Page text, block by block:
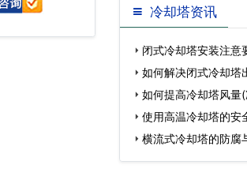
冷却塔资讯
闭式冷却塔安装注
如何解决闭式冷却塔
造)…
如何提高冷却塔风量
使用高温冷却塔的安
… 横流式冷却塔的防腐
…